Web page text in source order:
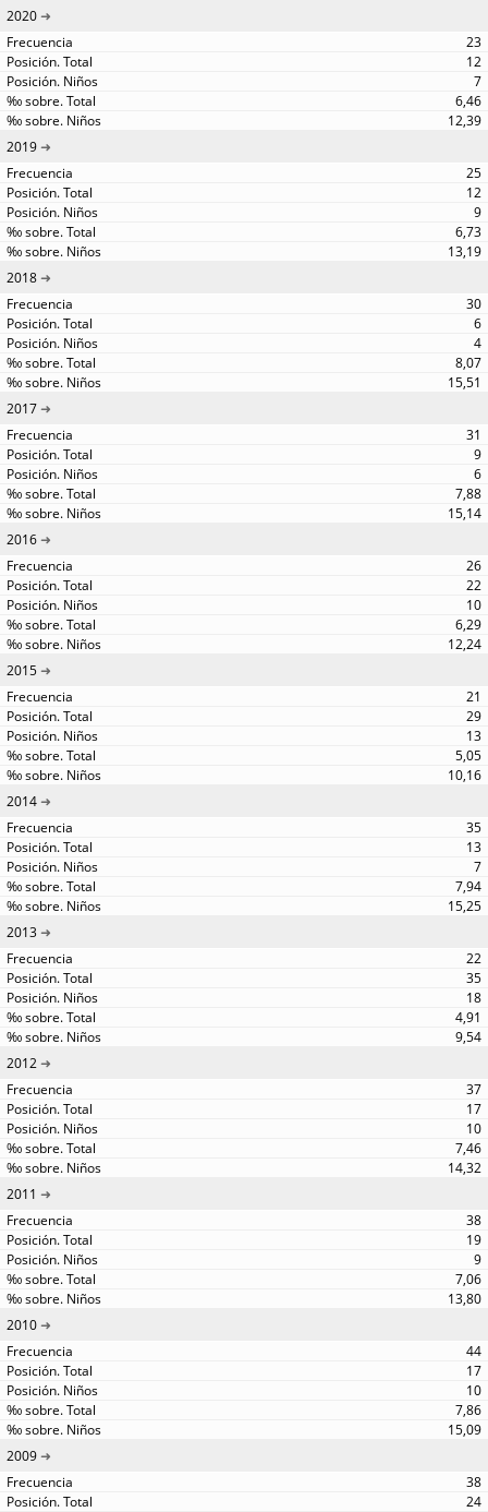
2020
23
12
7
6,46
12,39
2019
25
12
9
6,73
13,19
2018
30
6
4
8,07
15,51
2017
31
9
6
7,88
15,14
2016
26
22
10
6,29
12,24
2015
21
29
13
5,05
10,16
2014
35
13
7
7,94
15,25
2013
22
35
18
4,91
9,54
2012
37
17
10
7,46
14,32
2011
38
19
9
7,06
13,80
2010
44
17
10
7,86
15,09
2009
38
24